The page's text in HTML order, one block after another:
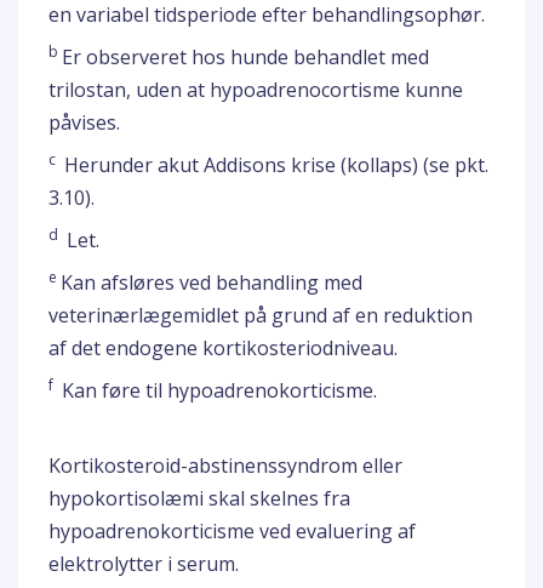
en variabel tidsperiode efter behandlingsophør.
b Er observeret hos hunde behandlet med
trilostan, uden at hypoadrenocortisme kunne
påvises.
c Herunder akut Addisons krise (kollaps) (se pkt.
3.10).
d Let.
e Kan afsløres ved behandling med
veterinærlægemidlet på grund af en reduktion
af det endogene kortikosteriodniveau.
f Kan føre til hypoadrenokorticisme.
Kortikosteroid-abstinenssyndrom eller
hypokortisolæmi skal skelnes fra
hypoadrenokorticisme ved evaluering af
elektrolytter i serum.